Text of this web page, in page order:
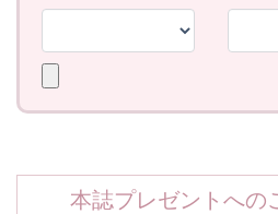
本誌プレゼントへの